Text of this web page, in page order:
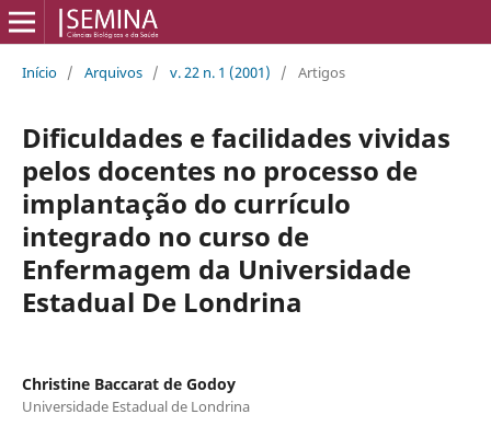
Início / Arquivos / v. 22 n. 1 (2001) / Artigos
Dificuldades e facilidades vividas
pelos docentes no processo de
implantação do currículo
integrado no curso de
Enfermagem da Universidade
Estadual De Londrina
Christine Baccarat de Godoy
Universidade Estadual de Londrina